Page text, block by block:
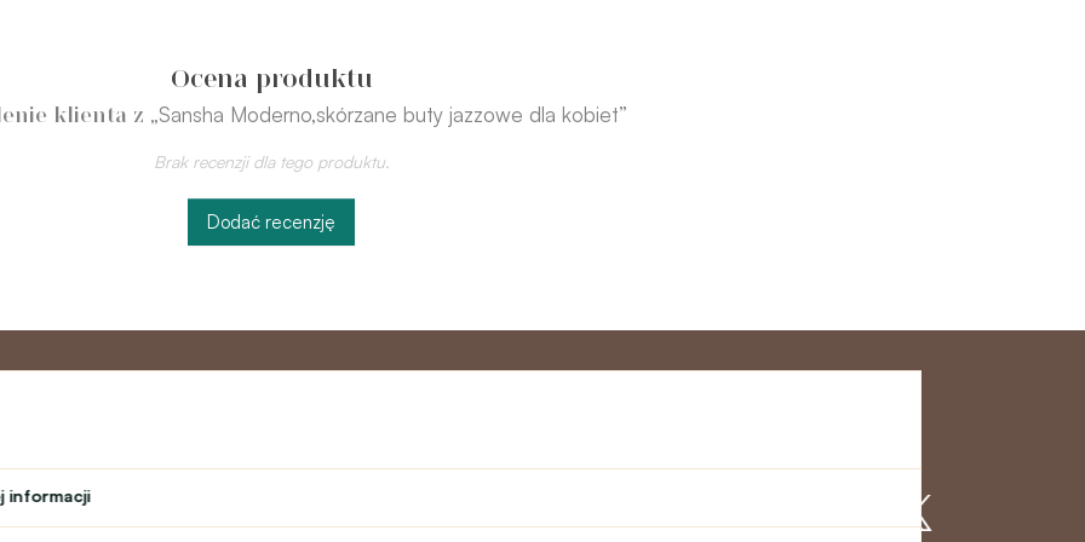
informacji
Ocena produktu
klienta z „Sansha Moderno,skórzane buty jazzowe dla kobiet”
Brak recenzji dla tego produktu.
Dodać recenzję
partnerski
Program lojalnościowy
text_faq